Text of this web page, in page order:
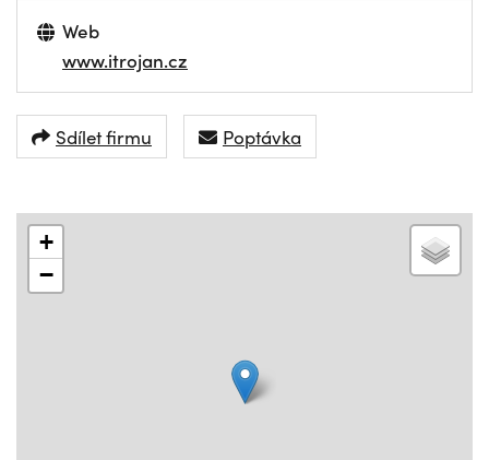
Web
www.itrojan.cz
Sdílet firmu Poptávka
+
−